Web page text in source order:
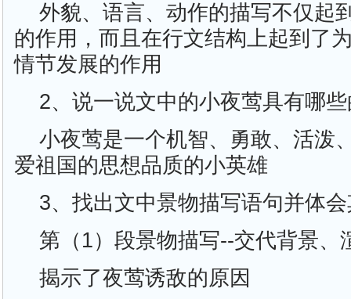
外貌、语言、动作的描写不仅起
的作用，而且在行文结构上起到了
情节发展的作用
2、说一说文中的小夜莺具有哪
小夜莺是一个机智、勇敢、活泼
爱祖国的思想品质的小英雄
3、找出文中景物描写语句并体
第（1）段景物描写--交代背景、
揭示了夜莺诱敌的原因